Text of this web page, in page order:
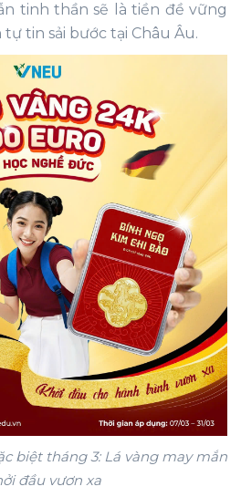
tinh thần sẽ là tiền đề vững
tin sải bước tại Châu Âu.
biệt tháng 3: Lá vàng may mắn
đầu vươn xa